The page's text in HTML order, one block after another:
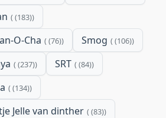
(183)
O-Cha (76) Smog (106)
(237) SRT (84)
(134)
Jelle van dinther (83)